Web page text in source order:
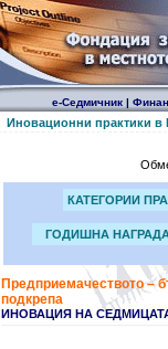
е-Седмичник|
Иновационни практики в
КАТЕГОРИИ
ГОДИШНА
Предприемачеството –
подкрепа
ИНОВАЦИЯ НА СЕДМИЦАТА